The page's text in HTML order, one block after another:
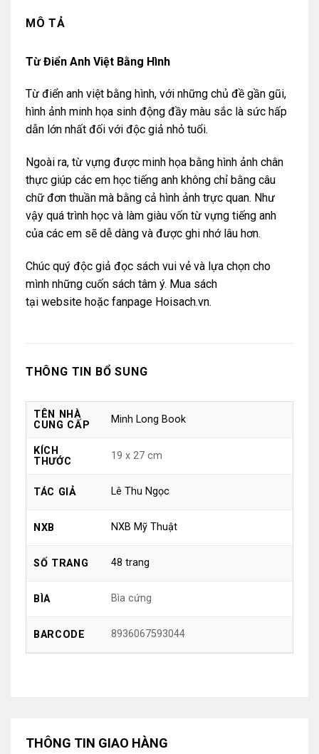
MÔ TẢ
Từ Điển Anh Việt Bằng Hình
Từ điển anh việt bằng hình, với những chủ đề gần gũi,
hình ảnh minh họa sinh động đầy màu sắc là sức hấp
dẫn lớn nhất đối với độc giả nhỏ tuổi.
Ngoài ra, từ vựng được minh họa bằng hình ảnh chân
thực giúp các em học tiếng anh không chỉ bằng câu
chữ đơn thuần mà bằng cả hình ảnh trực quan. Như
vậy quá trình học và làm giàu vốn từ vựng tiếng anh
của các em sẽ dễ dàng và được ghi nhớ lâu hơn.
Chúc quý độc giả đọc sách vui vẻ và lựa chọn cho
mình những cuốn sách tâm ý. Mua sách
tại websitehoặc fanpage Hoisach.vn.
THÔNG TIN BỔ SUNG
TÊN NHÀ
CUNG CẤP
Minh Long Book
KÍCH
THƯỚC
19 x 27 cm
TÁC GIẢ Lê Thu Ngọc
NXB NXB Mỹ Thuật
SỐ TRANG 48 trang
BÌA Bìa cứng
BARCODE 8936067593044
THÔNG TIN GIAO HÀNG